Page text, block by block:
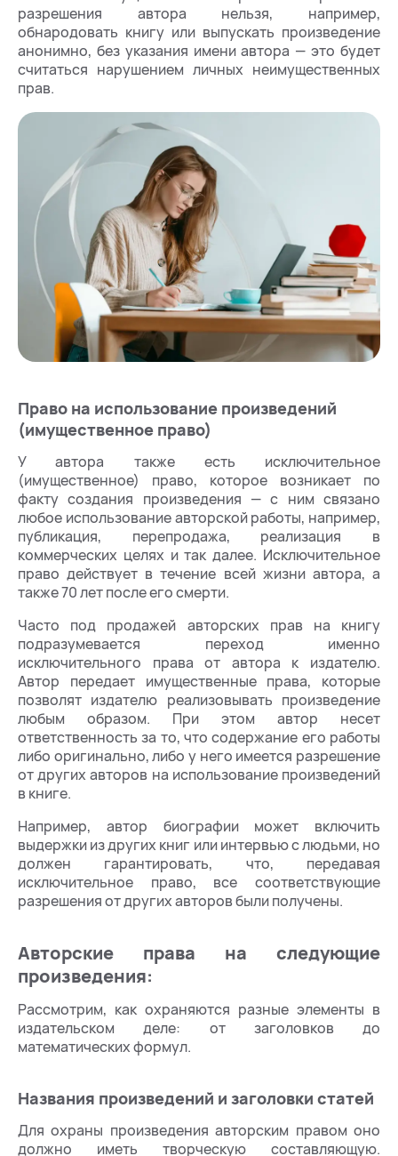
разрешения автора нельзя, например,
обнародовать книгу или выпускать произведение
анонимно, без указания имени автора — это будет
считаться нарушением личных неимущественных
прав.
Право на использование произведений
(имущественное право)
У автора также есть исключительное
(имущественное) право, которое возникает по
факту создания произведения — с ним связано
любое использование авторской работы, например,
публикация, перепродажа, реализация в
коммерческих целях и так далее. Исключительное
право действует в течение всей жизни автора, а
также 70 лет после его смерти.
Часто под продажей авторских прав на книгу
подразумевается переход именно
исключительного права от автора к издателю.
Автор передает имущественные права, которые
позволят издателю реализовывать произведение
любым образом. При этом автор несет
ответственность за то, что содержание его работы
либо оригинально, либо у него имеется разрешение
от других авторов на использование произведений
в книге.
Например, автор биографии может включить
выдержки из других книг или интервью с людьми, но
должен гарантировать, что, передавая
исключительное право, все соответствующие
разрешения от других авторов были получены.
Авторские права на следующие
произведения:
Рассмотрим, как охраняются разные элементы в
издательском деле: от заголовков до
математических формул.
Названия произведений и заголовки статей
Для охраны произведения авторским правом оно
должно иметь творческую составляющую.